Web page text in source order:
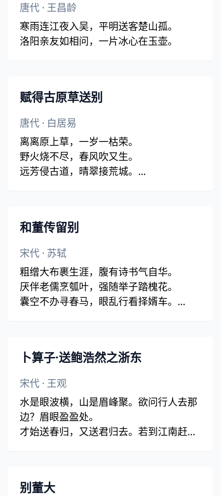
唐代 · 王昌龄
寒雨连江夜入吴，平明送客楚山孤。
洛阳亲友如相问，一片冰心在玉壶。
赋得古原草送别
唐代 · 白居易
离离原上草，一岁一枯荣。
野火烧不尽，春风吹又生。
远芳侵古道，晴翠接荒城。
和董传留别
宋代 · 苏轼
粗缯大布裹生涯，腹有诗书气自华。
厌伴老儒烹瓠叶，强随举子踏槐花。
囊空不办寻春马，眼乱行看择婿车。
卜算子·送鲍浩然之浙东
宋代 · 王观
水是眼波横，山是眉峰聚。欲问行人去那
边？眉眼盈盈处。
才始送春归，又送君归去。若到江南赶上
别董大